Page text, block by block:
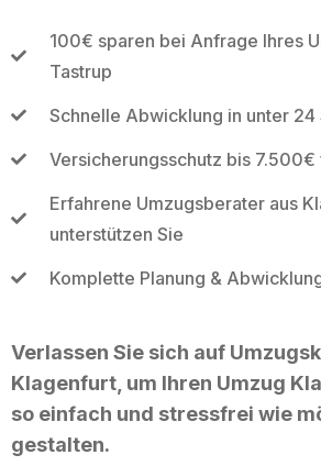
100€ sparen bei Anfrage Ihres
Tastrup
Schnelle Abwicklung in unter 24
Versicherungsschutz bis
Erfahrene Umzugsberater aus
unterstützen Sie
Komplette Planung &
Verlassen Sie sich auf
Klagenfurt, um Ihren Umzug
so einfach und stressfrei wie
gestalten.